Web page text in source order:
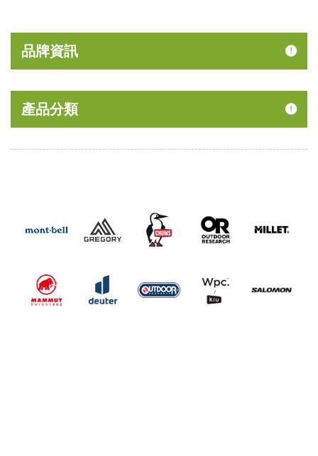
品牌資訊
產品分類